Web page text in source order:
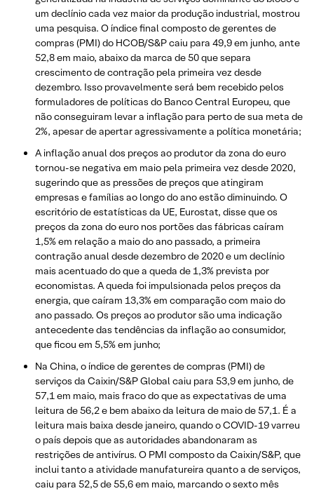
um declínio cada vez maior da produção industrial, mostrou
uma pesquisa. O índice final composto de gerentes de
compras (PMI) do HCOB/S&P caiu para 49,9 em junho, ante
52,8 em maio, abaixo da marca de 50 que separa
crescimento de contração pela primeira vez desde
dezembro. Isso provavelmente será bem recebido pelos
formuladores de políticas do Banco Central Europeu, que
não conseguiram levar a inflação para perto de sua meta de
2%, apesar de apertar agressivamente a política monetária;
A inflação anual dos preços ao produtor da zona do euro
tornou-se negativa em maio pela primeira vez desde 2020,
sugerindo que as pressões de preços que atingiram
empresas e famílias ao longo do ano estão diminuindo. O
escritório de estatísticas da UE, Eurostat, disse que os
preços da zona do euro nos portões das fábricas caíram
1,5% em relação a maio do ano passado, a primeira
contração anual desde dezembro de 2020 e um declínio
mais acentuado do que a queda de 1,3% prevista por
economistas. A queda foi impulsionada pelos preços da
energia, que caíram 13,3% em comparação com maio do
ano passado. Os preços ao produtor são uma indicação
antecedente das tendências da inflação ao consumidor,
que ficou em 5,5% em junho;
Na China, o índice de gerentes de compras (PMI) de
serviços da Caixin/S&P Global caiu para 53,9 em junho, de
57,1 em maio, mais fraco do que as expectativas de uma
leitura de 56,2 e bem abaixo da leitura de maio de 57,1. É a
leitura mais baixa desde janeiro, quando o COVID-19 varreu
o país depois que as autoridades abandonaram as
restrições de antivírus. O PMI composto da Caixin/S&P, que
inclui tanto a atividade manufatureira quanto a de serviços,
caiu para 52,5 de 55,6 em maio, marcando o sexto mês